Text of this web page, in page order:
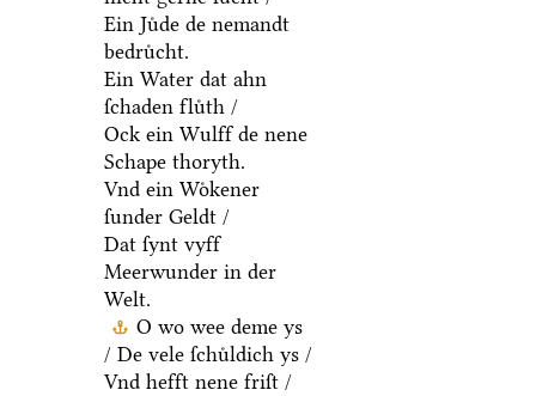
Ein Juͤde de nemandt
bedruͤcht.
Ein Water dat ahn
ſchaden fluͤth /
Ock ein Wulff de nene
Schape thoryth.
Vnd ein Woͤkener
ſunder Geldt /
Dat ſynt vyff
Meerwunder in der
Welt.
O wo wee deme ys
/ De vele ſchuͤldich ys /
Vnd hefft nene friſt /